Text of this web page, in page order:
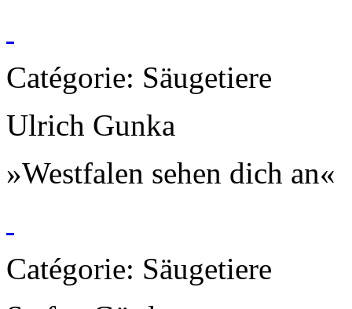
Catégorie: Säugetiere
Ulrich Gunka
»Westfalen sehen dich an«
Catégorie: Säugetiere